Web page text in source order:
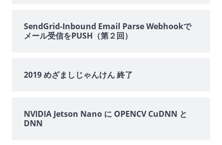
SendGrid-Inbound Email Parse Webhookで
メール受信をPUSH（第２回）
2019 めざましじゃんけん 終了
NVIDIA Jetson Nano に OPENCV CuDNN と
DNN